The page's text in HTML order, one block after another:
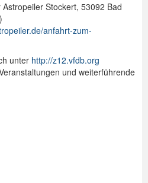
Stockert, 53092 Bad
)
anfahrt-zum-
unter http://z12.vfdb.org
und weiterführende